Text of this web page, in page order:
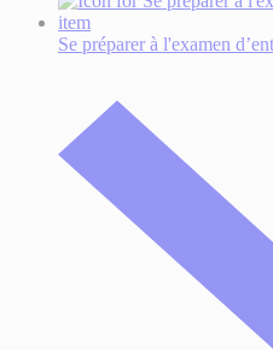
Se préparer à l'examen